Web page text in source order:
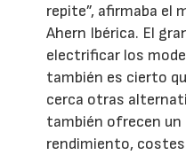
repite”, afirmaba el
Ahern Ibérica. El
electrificar los
también es cierto
cerca otras
también ofrecen un
rendimiento,